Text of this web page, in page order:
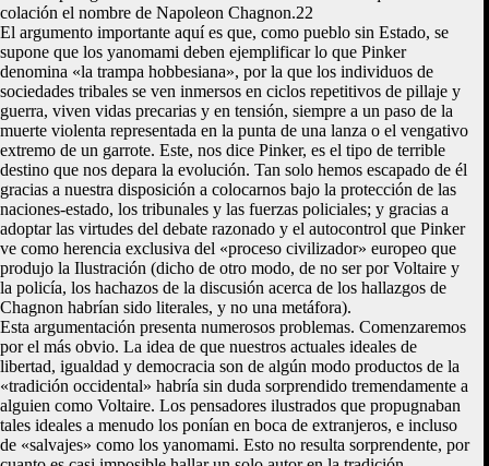
colación el nombre de Napoleon Chagnon.22
El argumento importante aquí es que, como pueblo sin Estado, se
supone que los yanomami deben ejemplificar lo que Pinker
denomina «la trampa hobbesiana», por la que los individuos de
sociedades tribales se ven inmersos en ciclos repetitivos de pillaje y
guerra, viven vidas precarias y en tensión, siempre a un paso de la
muerte violenta representada en la punta de una lanza o el vengativo
extremo de un garrote. Este, nos dice Pinker, es el tipo de terrible
destino que nos depara la evolución. Tan solo hemos escapado de él
gracias a nuestra disposición a colocarnos bajo la protección de las
naciones-estado, los tribunales y las fuerzas policiales; y gracias a
adoptar las virtudes del debate razonado y el autocontrol que Pinker
ve como herencia exclusiva del «proceso civilizador» europeo que
produjo la Ilustración (dicho de otro modo, de no ser por Voltaire y
la policía, los hachazos de la discusión acerca de los hallazgos de
Chagnon habrían sido literales, y no una metáfora).
Esta argumentación presenta numerosos problemas. Comenzaremos
por el más obvio. La idea de que nuestros actuales ideales de
libertad, igualdad y democracia son de algún modo productos de la
«tradición occidental» habría sin duda sorprendido tremendamente a
alguien como Voltaire. Los pensadores ilustrados que propugnaban
tales ideales a menudo los ponían en boca de extranjeros, e incluso
de «salvajes» como los yanomami. Esto no resulta sorprendente, por